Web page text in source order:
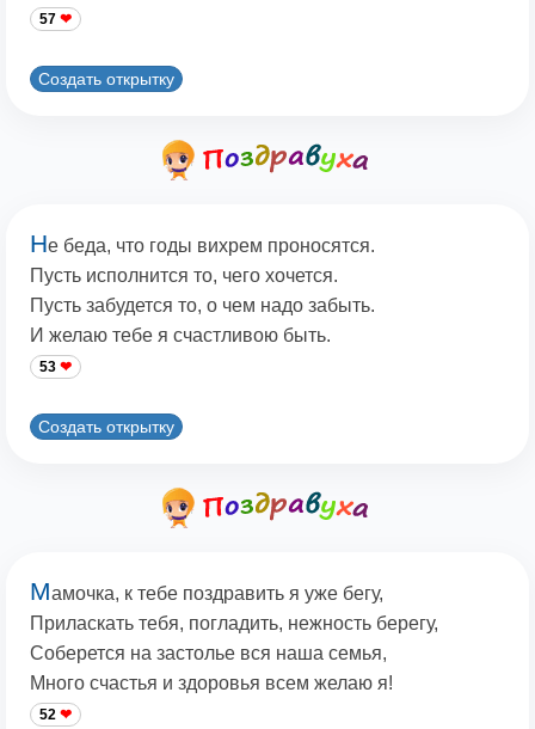
57
Создать открытку
Не беда, что годы вихрем проносятся.
Пусть исполнится то, чего хочется.
Пусть забудется то, о чем надо забыть.
И желаю тебе я счастливою быть.
53
Создать открытку
Мамочка, к тебе поздравить я уже бегу,
Приласкать тебя, погладить, нежность берегу,
Соберется на застолье вся наша семья,
Много счастья и здоровья всем желаю я!
52